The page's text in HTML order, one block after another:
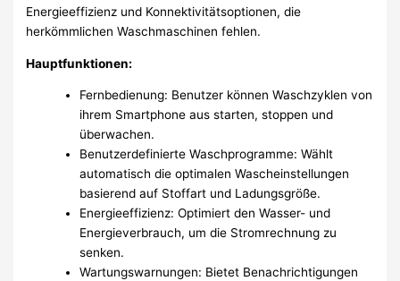
Energieeffizienz und Konnektivitätsoptionen, die
herkömmlichen Waschmaschinen fehlen.
Hauptfunktionen:
Fernbedienung: Benutzer können Waschzyklen von
ihrem Smartphone aus starten, stoppen und
überwachen.
Benutzerdefinierte Waschprogramme: Wählt
automatisch die optimalen Wascheinstellungen
basierend auf Stoffart und Ladungsgröße.
Energieeffizienz: Optimiert den Wasser- und
Energieverbrauch, um die Stromrechnung zu
senken.
Wartungswarnungen: Bietet Benachrichtigungen